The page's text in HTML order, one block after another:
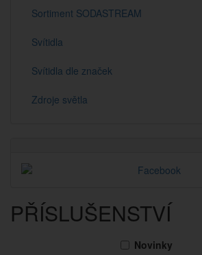
Sortiment SODASTREAM
Svítidla
Svítidla dle značek
Zdroje světla
PŘÍSLUŠENSTVÍ
Novinky